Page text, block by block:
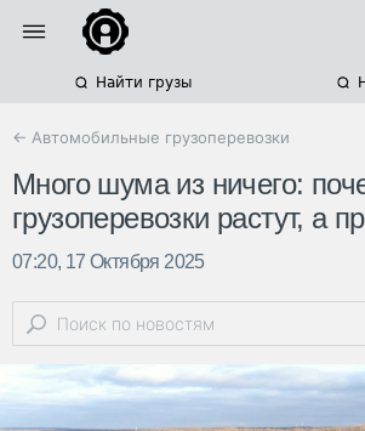
Найти грузы
← Автомобильные грузоперевозки
Много шума из ничего:
грузоперевозки растут, а
07:20, 17 Октября 2025